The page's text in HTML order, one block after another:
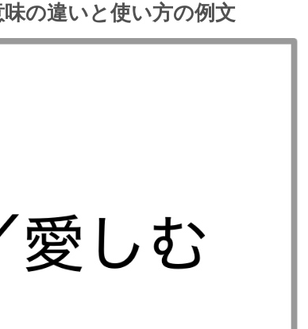
の違いと使い方の例文